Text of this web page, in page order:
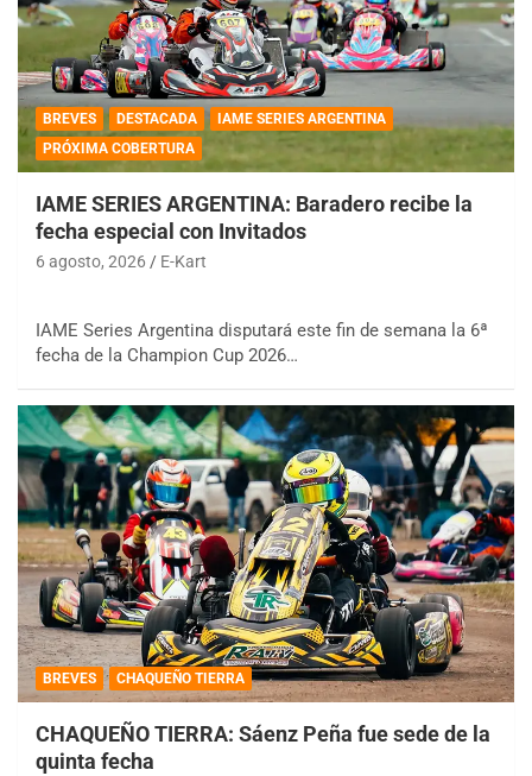
BREVES DESTACADA
IAME SERIES ARGENTINA
PRÓXIMA COBERTURA
IAME SERIES ARGENTINA: Baradero recibe la
fecha especial con Invitados
6 agosto, 2026 E-Kart
IAME Series Argentina disputará este fin de semana la 6ª
fecha de la Champion Cup 2026…
BREVES CHAQUEÑO TIERRA
CHAQUEÑO TIERRA: Sáenz Peña fue sede de la
quinta fecha